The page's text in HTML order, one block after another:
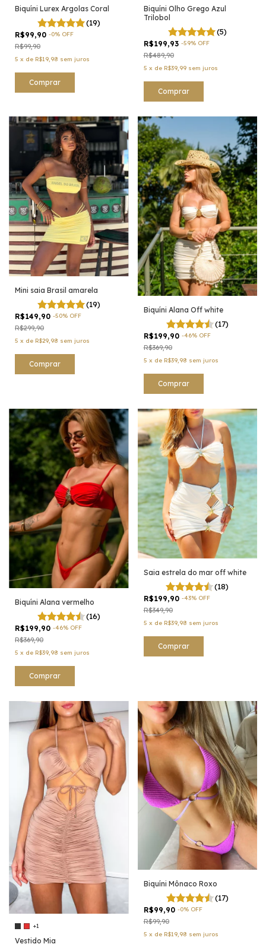
Biquíni Lurex Argolas Coral
(19)
R$99,90 -0% OFF
R$99,90
5 x de R$19,98 sem juros
Comprar
Biquíni Olho Grego Azul
Trilobol
(5)
R$199,93 -59% OFF
R$489,90
5 x de R$39,99 sem juros
Comprar
Mini saia Brasil amarela
(19)
R$149,90 -50% OFF
R$299,90
5 x de R$29,98 sem juros
Comprar
Biquíni Alana Off white
(17)
R$199,90 -46% OFF
R$369,90
5 x de R$39,98 sem juros
Comprar
Biquíni Alana vermelho
(16)
R$199,90 -46% OFF
R$369,90
5 x de R$39,98 sem juros
Comprar
Saia estrela do mar off white
(18)
R$199,90 -43% OFF
R$349,90
5 x de R$39,98 sem juros
Comprar
+1
Vestido Mia
Biquíni Mônaco Roxo
(17)
R$99,90 -0% OFF
R$99,90
5 x de R$19,98 sem juros